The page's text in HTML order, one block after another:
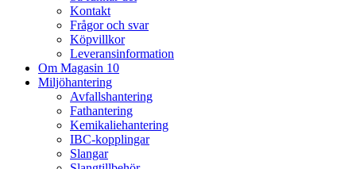
Kontakt
Frågor och svar
Köpvillkor
Leveransinformation
Om Magasin 10
Miljöhantering
Avfallshantering
Fathantering
Kemikaliehantering
IBC-kopplingar
Slangar